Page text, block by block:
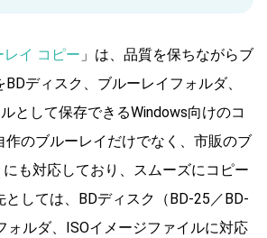
イ コピー 」は、品質を保ちながらブ
ディスク、ブルーレイフォルダ、
として保存できるWindows向けのコ
作のブルーレイだけでなく、市販のブ
も対応しており、スムーズにコピー
としては、BDディスク（BD-25／BD-
ォルダ、ISOイメージファイルに対応